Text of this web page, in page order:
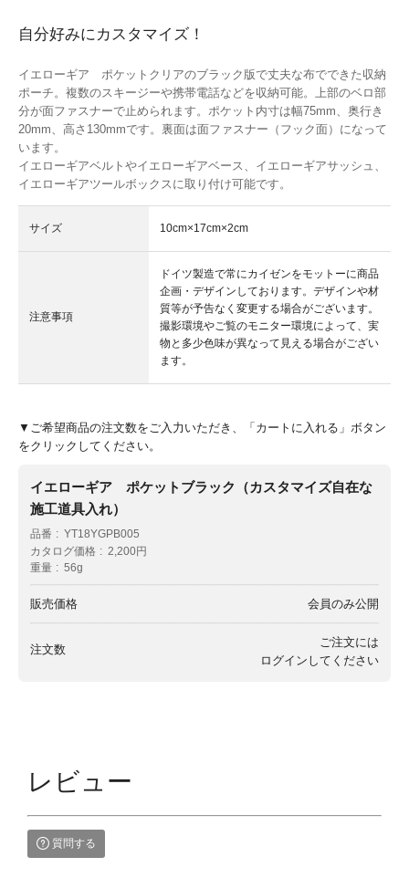
自分好みにカスタマイズ！
イエローギア ポケットクリアのブラック版で丈夫な布でできた収納
ポーチ。複数のスキージーや携帯電話などを収納可能。上部のベロ部
分が面ファスナーで止められます。ポケット内寸は幅75mm、奥行き
20mm、高さ130mmです。裏面は面ファスナー（フック面）になって
います。
イエローギアベルトやイエローギアベース、イエローギアサッシュ、
イエローギアツールボックスに取り付け可能です。
サイズ 10cm×17cm×2cm
注意事項
ドイツ製造で常にカイゼンをモットーに商品
企画・デザインしております。デザインや材
質等が予告なく変更する場合がございます。
撮影環境やご覧のモニター環境によって、実
物と多少色味が異なって見える場合がござい
ます。
▼ご希望商品の注文数をご入力いただき、「カートに入れる」ボタン
をクリックしてください。
イエローギア ポケットブラック（カスタマイズ自在な
施工道具入れ）
品番
YT18YGPB005
カタログ価格
2,200円
重量
56g
販売価格 会員のみ公開
注文数
ご注文には
ログイン してください
レビュー
質問する